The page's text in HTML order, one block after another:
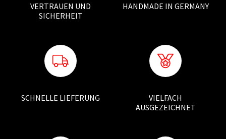
VERTRAUEN UND
SICHERHEIT
HANDMADE IN GERMANY
SCHNELLE LIEFERUNG
VIELFACH
AUSGEZEICHNET